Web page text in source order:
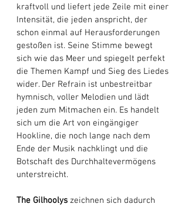
kraftvoll und liefert jede Zeile mit einer
Intensität, die jeden anspricht, der
schon einmal auf Herausforderungen
gestoßen ist. Seine Stimme bewegt
sich wie das Meer und spiegelt perfekt
die Themen Kampf und Sieg des Liedes
wider. Der Refrain ist unbestreitbar
hymnisch, voller Melodien und lädt
jeden zum Mitmachen ein. Es handelt
sich um die Art von eingängiger
Hookline, die noch lange nach dem
Ende der Musik nachklingt und die
Botschaft des Durchhaltevermögens
unterstreicht.
The Gilhoolys zeichnen sich dadurch